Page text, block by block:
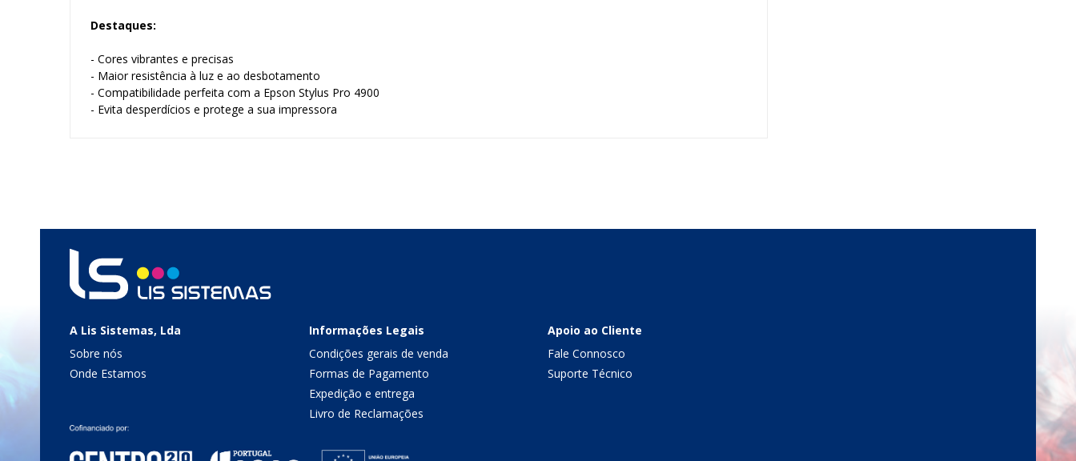
Destaques:
- Cores vibrantes e precisas
- Maior resistência à luz e ao desbotamento
- Compatibilidade perfeita com a Epson Stylus Pro 4900
- Evita desperdícios e protege a sua impressora
A Lis Sistemas, Lda
Sobre nós
Onde Estamos
Informações Legais
Condições gerais de venda
Formas de Pagamento
Expedição e entrega
Livro de Reclamações
Apoio ao Cliente
Fale Connosco
Suporte Técnico